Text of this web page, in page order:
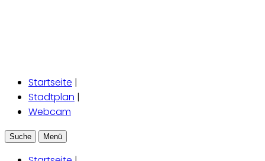
Startseite |
Stadtplan |
Webcam
Suche Menü